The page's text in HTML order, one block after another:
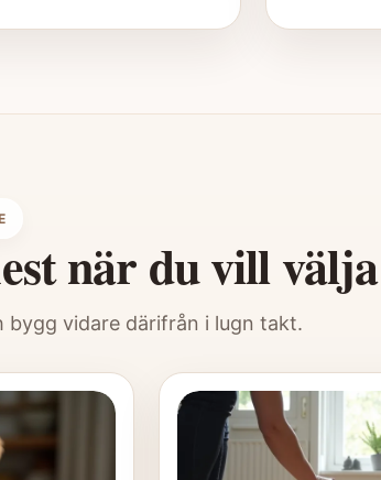
när du vill
bygg vidare därifrån i lugn takt.